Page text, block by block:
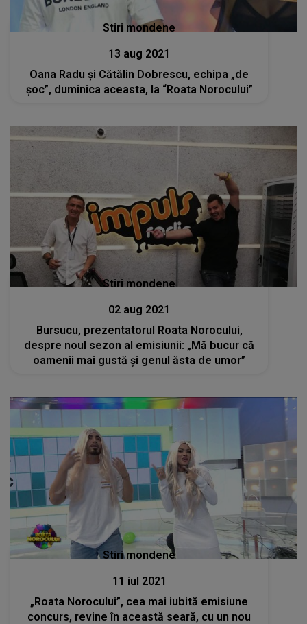
Stiri mondene
13 aug 2021
Oana Radu și Cătălin Dobrescu, echipa „de
șoc”, duminica aceasta, la “Roata Norocului”
Stiri mondene
02 aug 2021
Bursucu, prezentatorul Roata Norocului,
despre noul sezon al emisiunii: „Mă bucur că
oamenii mai gustă și genul ăsta de umor”
Stiri mondene
11 iul 2021
„Roata Norocului”, cea mai iubită emisiune
concurs, revine în această seară, cu un nou